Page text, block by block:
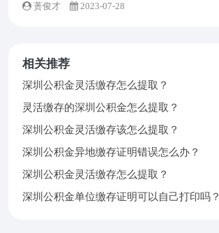
蒉俊才 2023-07-28
相关推荐
深圳公积金灵活缴存怎么提取？
灵活缴存的深圳公积金怎么提取？
深圳公积金灵活缴存该怎么提取？
深圳公积金异地缴存证明错误怎么办？
深圳公积金灵活缴存怎么提取？
深圳公积金单位缴存证明可以自己打印吗？